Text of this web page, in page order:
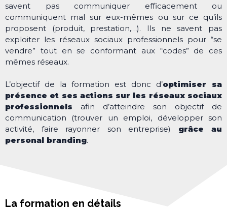
savent pas communiquer efficacement ou
communiquent mal sur eux-mêmes ou sur ce qu’ils
proposent (produit, prestation,…). Ils ne savent pas
exploiter les réseaux sociaux professionnels pour “se
vendre” tout en se conformant aux “codes” de ces
mêmes réseaux.
L’objectif de la formation est donc d’optimiser sa
présence et ses actions sur les réseaux sociaux
professionnels afin d’atteindre son objectif de
communication (trouver un emploi, développer son
activité, faire rayonner son entreprise) grâce au
personal branding.
La formation en détails